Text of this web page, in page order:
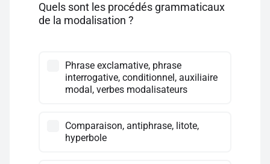
Quels sont les procédés grammaticaux
de la modalisation ?
Phrase exclamative, phrase
interrogative, conditionnel, auxiliaire
modal, verbes modalisateurs
Comparaison, antiphrase, litote,
hyperbole